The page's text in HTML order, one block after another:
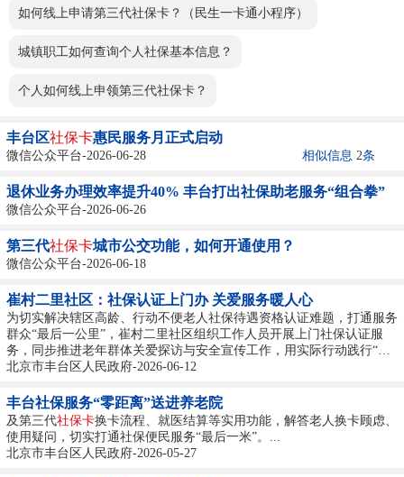
如何线上申请第三代社保卡？（民生一卡通小程序）
城镇职工如何查询个人社保基本信息？
个人如何线上申领第三代社保卡？
丰台区社保卡惠民服务月正式启动
微信公众平台-2026-06-28 相似信息 2条
退休业务办理效率提升40% 丰台打出社保助老服务“组合拳”
微信公众平台-2026-06-26
第三代社保卡城市公交功能，如何开通使用？
微信公众平台-2026-06-18
崔村二里社区：社保认证上门办 关爱服务暖人心
为切实解决辖区高龄、行动不便老人社保待遇资格认证难题，打通服务
群众“最后一公里”，崔村二里社区组织工作人员开展上门社保认证服
务，同步推进老年群体关爱探访与安全宣传工作，用实际行动践行“长
辛先锋”为民服务理念。 “爷爷，您看着镜头眨眨眼，头再稍微动一
助老人完成人脸识别认证。针对部分高龄、独居老人行动不便、不会操
作智能手机的情况，工作人员“一对一”...
北京市丰台区人民政府-2026-06-12
丰台社保服务“零距离”送进养老院
及第三代社保卡换卡流程、就医结算等实用功能，解答老人换卡顾虑、
使用疑问，切实打通社保便民服务“最后一米”。...
北京市丰台区人民政府-2026-05-27